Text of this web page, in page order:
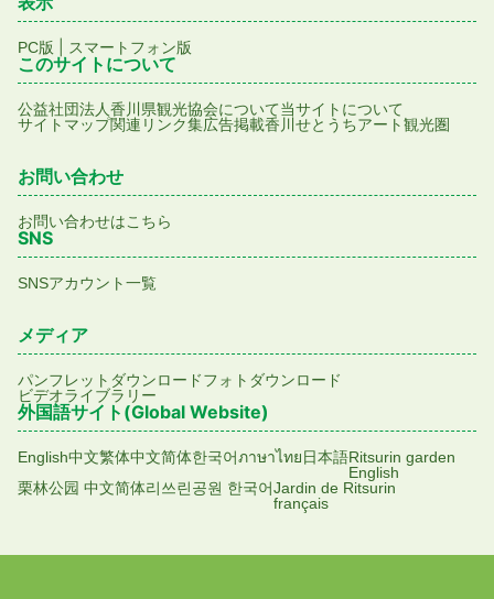
PC版 スマートフォン版
このサイトについて
公益社団法人香川県観光協会について当サイトについて
サイトマップ関連リンク集広告掲載香川せとうちアート観光圏
お問い合わせ
お問い合わせはこちら
SNS
SNSアカウント一覧
メディア
パンフレットダウンロードフォトダウンロード
ビデオライブラリー
外国語サイト(Global Website)
English中文繁体中文简体한국어ภาษาไทย日本語Ritsurin garden
English
栗林公园 中文简体리쓰린공원 한국어Jardin de Ritsurin
français